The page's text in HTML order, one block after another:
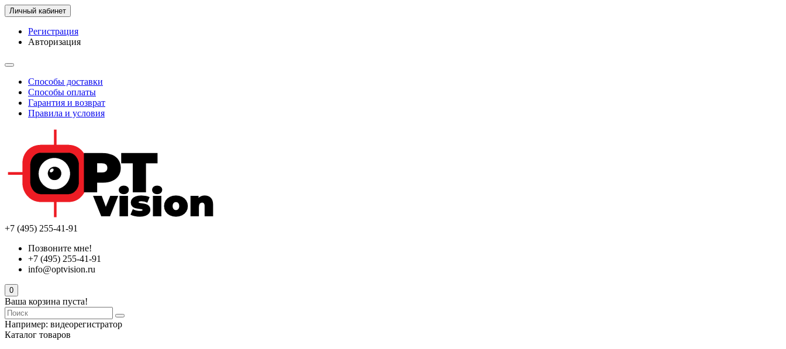
Личный кабинет
Регистрация
Авторизация
Способы доставки
Способы оплаты
Гарантия и возврат
Правила и условия
+7 (495) 255-41-91
Позвоните мне!
+7 (495) 255-41-91
info@optvision.ru
0
Ваша корзина пуста!
Например: видеорегистратор
Каталог товаров